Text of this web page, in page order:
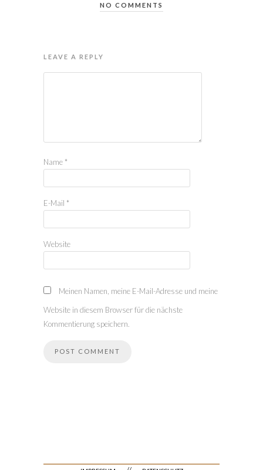
NO COMMENTS
LEAVE A REPLY
Name *
E-Mail *
Website
Meinen Namen, meine E-Mail-Adresse und meine
Website in diesem Browser für die nächste
Kommentierung speichern.